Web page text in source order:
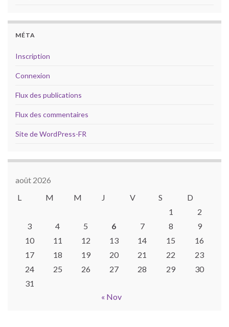
MÉTA
Inscription
Connexion
Flux des publications
Flux des commentaires
Site de WordPress-FR
août 2026
L
M M J V S
D
1
2
3
4 5 6 7 8
9
10
11 12 13 14 15
16
17
18 19 20 21 22
23
24
25 26 27 28 29
30
31
« Nov